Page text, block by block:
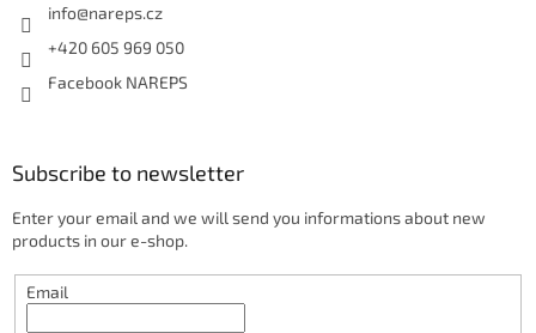
info@nareps.cz
+420 605 969 050
Facebook NAREPS
Subscribe to newsletter
Enter your email and we will send you informations about new
products in our e-shop.
Email